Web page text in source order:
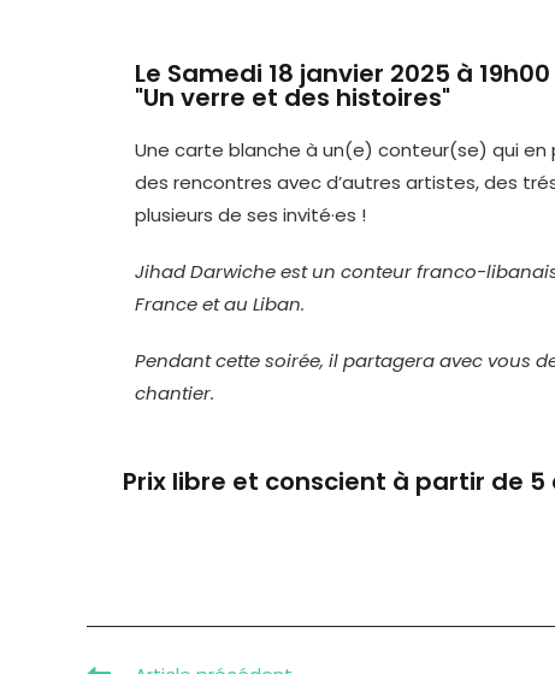
Le Samedi 18 janvier 2025 à 19h00
"Un verre et des histoires"
Une carte blanche à un(e) conteur(se) qui
des rencontres avec d’autres artistes, des
plusieurs de ses invité·es !
Jihad Darwiche est un conteur franco-
France et au Liban.
Pendant cette soirée, il partagera avec vous
chantier.
Prix libre et conscient à partir de